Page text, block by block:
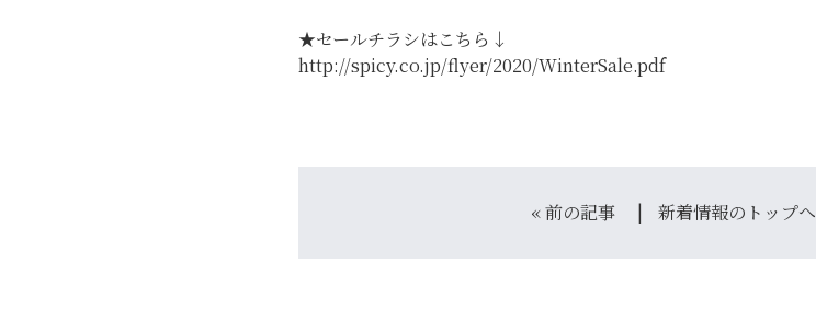
MTBレンタル・ツアー 自転車修理
★セールチラシはこちら↓
http://spicy.co.jp/flyer/2020/WinterSale.pdf
«前の記事 新着情報のトップへ